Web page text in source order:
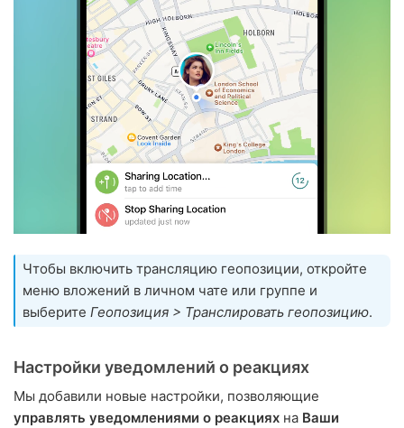
Чтобы включить трансляцию геопозиции, откройте
меню вложений в личном чате или группе и
выберите Геопозиция > Транслировать геопозицию.
Настройки уведомлений о реакциях
Мы добавили новые настройки, позволяющие
управлять уведомлениями о реакциях на Ваши